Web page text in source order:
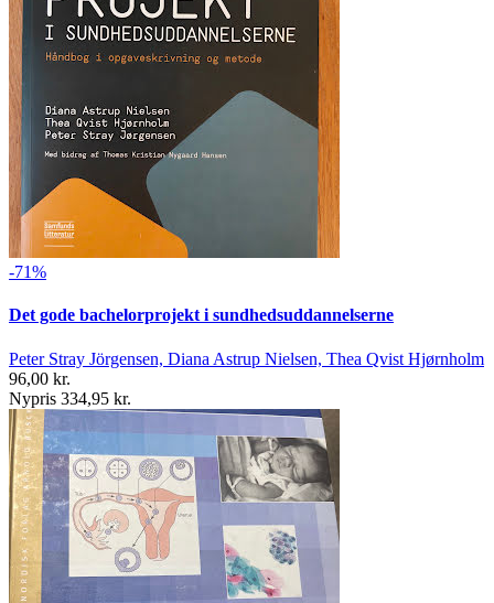
-71%
Det gode bachelorprojekt i sundhedsuddannelserne
Peter Stray Jörgensen, Diana Astrup Nielsen, Thea Qvist Hjørnholm
96,00 kr.
Nypris 334,95 kr.